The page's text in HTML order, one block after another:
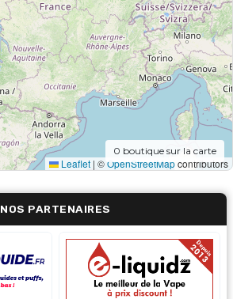
Leaflet | ©OpenStreetMapcontributors
0 boutique sur la carte
NOS PARTENAIRES